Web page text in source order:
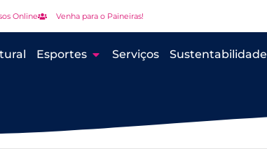
Online Venha para o Paineiras!
Esportes Serviços Sustentabilidade